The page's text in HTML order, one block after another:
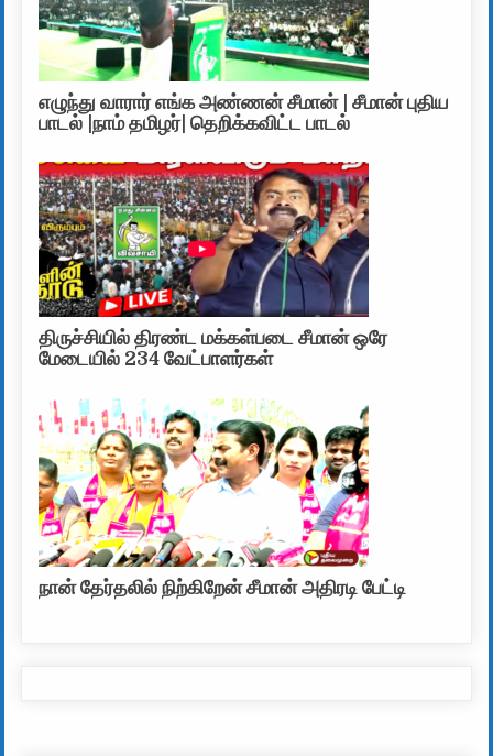
எழுந்து வாரார் எங்க அண்ணன் சீமான் | சீமான் புதிய
பாடல் |நாம் தமிழர்| தெறிக்கவிட்ட பாடல்
திருச்சியில் திரண்ட மக்கள்படை சீமான் ஒரே
மேடையில் 234 வேட்பாளர்கள்
நான் தேர்தலில் நிற்கிறேன் சீமான் அதிரடி பேட்டி